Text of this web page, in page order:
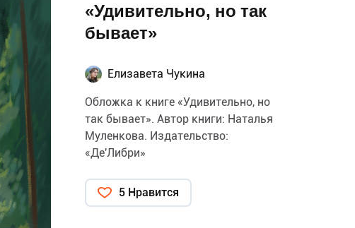
«Удивительно, но так
бывает»
Елизавета Чукина
Обложка к книге «Удивительно, но
так бывает». Автор книги: Наталья
Муленкова. Издательство:
«Де'Либри»
5 Нравится